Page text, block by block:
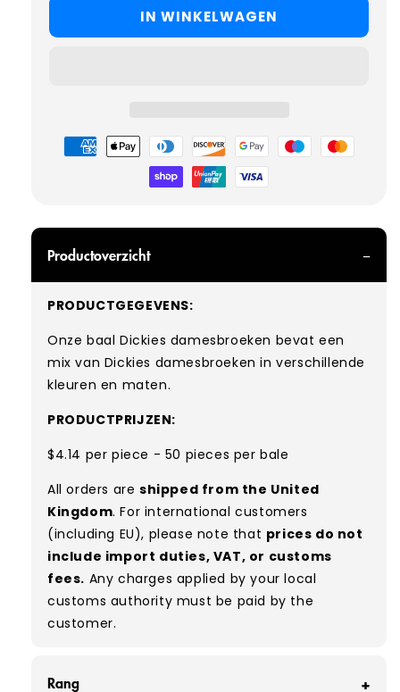
IN WINKELWAGEN
Betaalmethoden
Productoverzicht
PRODUCTGEGEVENS:
Onze baal Dickies damesbroeken bevat een
mix van Dickies damesbroeken in verschillende
kleuren en maten.
PRODUCTPRIJZEN:
$4.14 per piece - 50 pieces per bale
All orders are shipped from the United
Kingdom. For international customers
(including EU), please note that prices do not
include import duties, VAT, or customs
fees. Any charges applied by your local
customs authority must be paid by the
customer.
Rang